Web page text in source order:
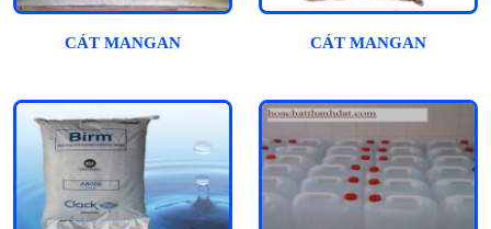
CÁT MANGAN CÁT MANGAN